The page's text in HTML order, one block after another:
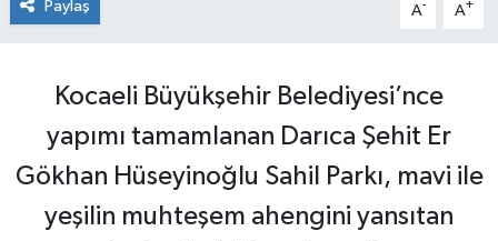
Paylaş A- A+
Kocaeli Büyükşehir Belediyesi’nce
yapımı tamamlanan Darıca Şehit Er
Gökhan Hüseyinoğlu Sahil Parkı, mavi ile
yeşilin muhteşem ahengini yansıtan